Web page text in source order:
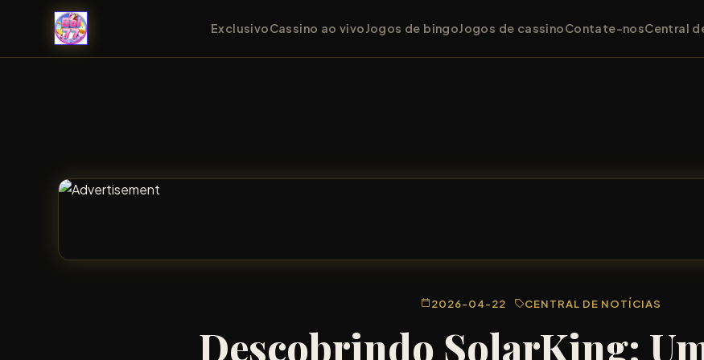
ExclusivoCassino ao vivoJogos de bingoJogos de cassinoContate-nosCentral
2026-04-22 CENTRAL DE NOTÍCIAS
Descobrindo SolarKing: